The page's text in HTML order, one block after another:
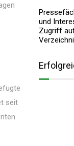
seit
und
Zugriff